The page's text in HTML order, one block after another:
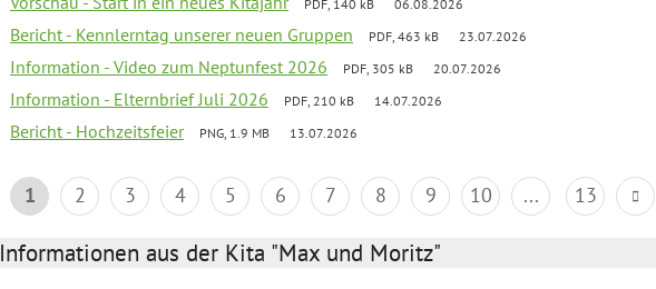
PDF, 140 kB 06.08.2026
Bericht - Kennlerntag unserer neuen Gruppen PDF, 463 kB 23.07.2026
Information - Video zum Neptunfest 2026 PDF, 305 kB 20.07.2026
Information - Elternbrief Juli 2026 PDF, 210 kB 14.07.2026
Bericht - Hochzeitsfeier PNG, 1.9 MB 13.07.2026
1 2 3 4 5 6 7 8 9 10 ... 13
Informationen aus der Kita "Max und Moritz"